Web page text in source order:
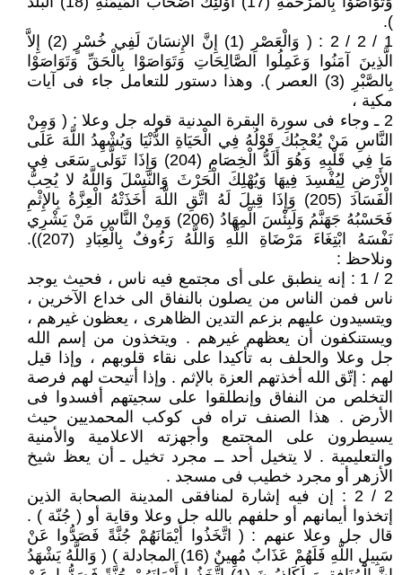
).
1 / 2 / 2 : ( وَالْعَصْرِ (1) إِنَّ الإِنسَانَ لَفِي خُسْرٍ (2) إِلاَّ
الَّذِينَ آمَنُوا وَعَمِلُوا الصَّالِحَاتِ وَتَوَاصَوْا بِالْحَقِّ وَتَوَاصَوْا
بِالصَّبْرِ (3) العصر ). وهذا دستور للتعامل جاء فى آيات
مكية ،
2 ـ وجاء فى سورة البقرة المدنية قوله جل وعلا : ( وَمِنْ
النَّاسِ مَنْ يُعْجِبُكَ قَوْلُهُ فِي الْحَيَاةِ الدُّنْيَا وَيُشْهِدُ اللَّهَ عَلَى
مَا فِي قَلْبِهِ وَهُوَ أَلَدُّ الْخِصَامِ (204) وَإِذَا تَوَلَّى سَعَى فِي
الأَرْضِ لِيُفْسِدَ فِيهَا وَيُهْلِكَ الْحَرْثَ وَالنَّسْلَ وَاللَّهُ لا يُحِبُّ
الْفَسَادَ (205) وَإِذَا قِيلَ لَهُ اتَّقِ اللَّهَ أَخَذَتْهُ الْعِزَّةُ بِالإِثْمِ
فَحَسْبُهُ جَهَنَّمُ وَلَبِئْسَ الْمِهَادُ (206) وَمِنْ النَّاسِ مَنْ يَشْرِي
نَفْسَهُ ابْتِغَاءَ مَرْضَاةِ اللَّهِ وَاللَّهُ رَءُوفٌ بِالْعِبَادِ (207)).
ونلاحظ :
2 / 1 : إنه ينطبق على أى مجتمع فيه ناس ، فحيث يوجد
ناس فمن الناس من يصلون بالنفاق الى خداع الآخرين ،
ويتسيدون عليهم بزعم التدين الظاهرى ، يعظون غيرهم ،
ويستنكفون أن يعظهم غيرهم . ويتخذون من إسم الله
جل وعلا والحلف به تأكيدا على نقاء قلوبهم ، وإذا قيل
لهم : إتّق الله أخذتهم العزة بالإثم . وإذا أتيحت لهم فرصة
التخلص من النفاق وإنطلقوا على سجيتهم أفسدوا فى
الأرض . هذا الصنف تراه فى كوكب المحمديين حيث
يسيطرون على المجتمع وأجهزته الاعلامية والأمنية
والتعليمية . لا يتخيل أحد ــ مجرد تخيل ـ أن يعظ شيخ
الأزهر أو مجرد خطيب فى مسجد .
2 / 2 : إن فيه إشارة لمنافقى المدينة الصحابة الذين
إتخذوا أيمانهم أو حلفهم بالله جل وعلا وقاية أو ( جُنّة ) .
قال جل وعلا عنهم : ( اتَّخَذُوا أَيْمَانَهُمْ جُنَّةً فَصَدُّوا عَنْ
سَبِيلِ اللَّهِ فَلَهُمْ عَذَابٌ مُهِينٌ (16) المجادلة ) ( وَاللَّهُ يَشْهَدُ